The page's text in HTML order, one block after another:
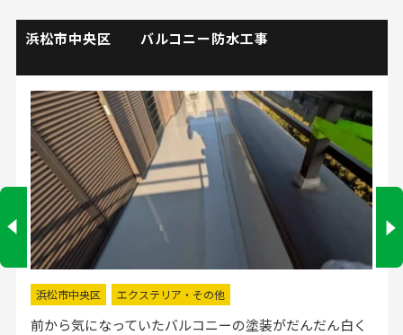
掛川市 流し台水栓取替工事
掛川市 水回りリフォーム
流し台の水栓が壊れたので直してほしいと弊社にお電話